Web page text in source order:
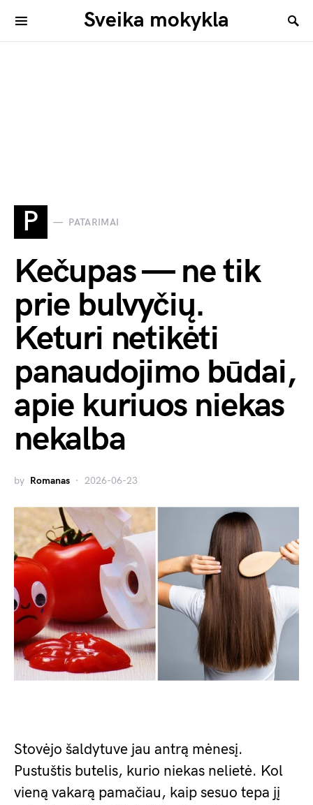
Sveika mokykla
P PATARIMAI
Kečupas — ne tik
prie bulvyčių.
Keturi netikėti
panaudojimo būdai,
apie kuriuos niekas
nekalba
by Romanas 2026-06-23
Stovėjo šaldytuve jau antrą mėnesį.
Pustuštis butelis, kurio niekas nelietė. Kol
vieną vakarą pamačiau, kaip sesuo tepa jį